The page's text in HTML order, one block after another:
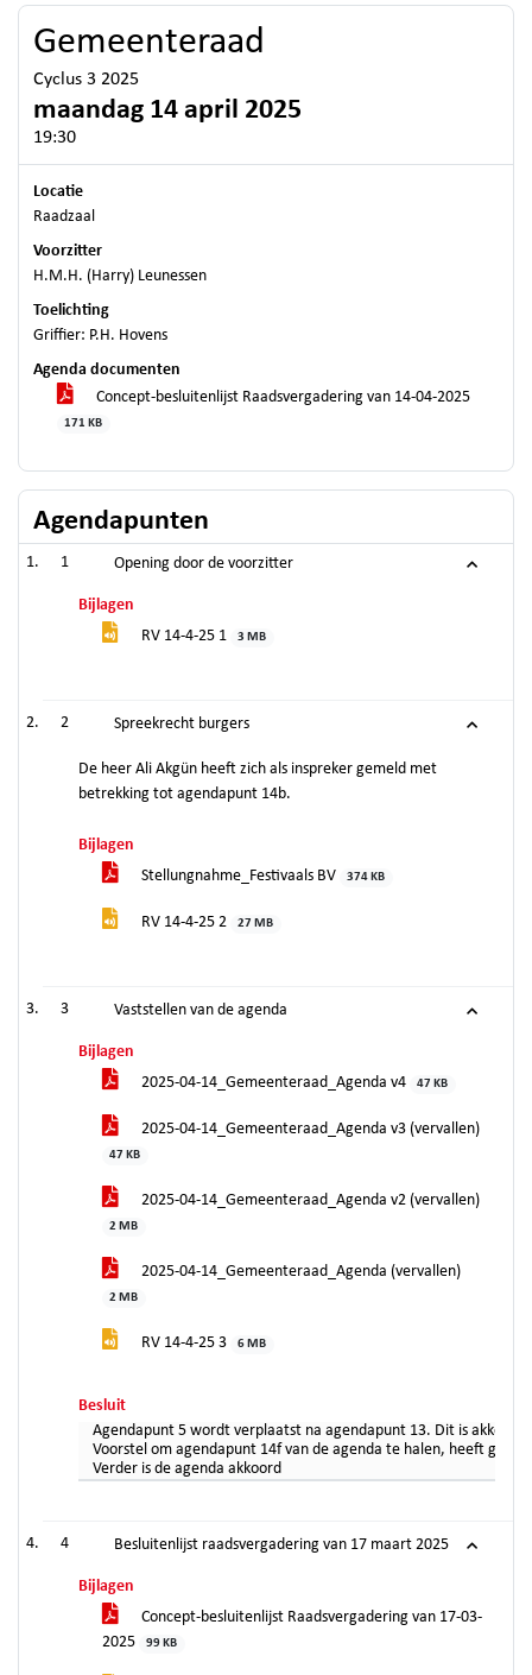
Gemeenteraad
Cyclus 3 2025
maandag 14 april 2025
19:30
Locatie
Raadzaal
Voorzitter
H.M.H. (Harry) Leunessen
Toelichting
Griffier: P.H. Hovens
Agenda documenten
Concept-besluitenlijst Raadsvergadering van 14-04-2025
171 KB
Agendapunten
1 Opening door de voorzitter
Bijlagen
RV 14-4-25 1
3 MB
2 Spreekrecht burgers
De heer Ali Akgün heeft zich als inspreker gemeld met
betrekking tot agendapunt 14b.
Bijlagen
Stellungnahme_Festivaals BV
374 KB
RV 14-4-25 2 27 MB
3 Vaststellen van de agenda
Bijlagen
2025-04-14_Gemeenteraad_Agenda v4
47 KB
2025-04-14_Gemeenteraad_Agenda v3 (vervallen)
47 KB
2025-04-14_Gemeenteraad_Agenda v2 (vervallen)
2 MB
2025-04-14_Gemeenteraad_Agenda (vervallen)
2 MB
RV 14-4-25 3 6 MB
Besluit
Agendapunt 5 wordt verplaatst na agendapunt 13. Dit is akkoord
Voorstel om agendapunt 14f van de agenda te halen, heeft geen
Verder is de agenda akkoord
4 Besluitenlijst raadsvergadering van 17 maart 2025
Bijlagen
Concept-besluitenlijst Raadsvergadering van 17-03-
2025
99 KB